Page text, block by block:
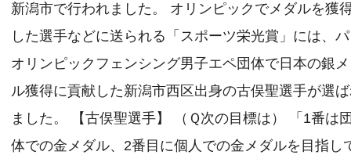
新潟市で行われました。 オリンピックでメダルを獲
した選手などに送られる「スポーツ栄光賞」には、
オリンピックフェンシング男子エペ団体で日本の銀
ル獲得に貢献した新潟市西区出身の古俣聖選手が選
ました。 【古俣聖選手】 （Ｑ次の目標は） 「1番は
体での金メダル、2番目に個人での金メダルを目指し